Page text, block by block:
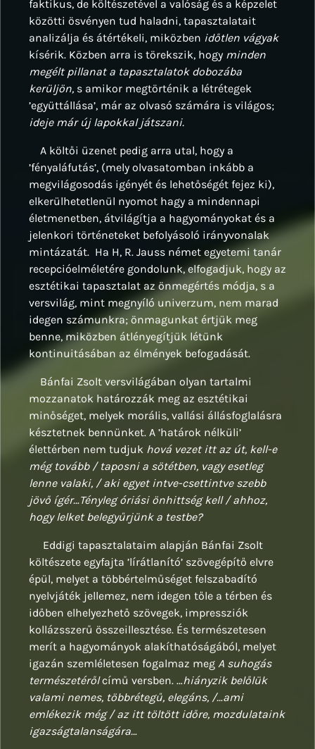
faktikus, de költészetével a valóság és a képzelet
közötti ösvényen tud haladni, tapasztalatait
analizálja és átértékeli, miközben időtlen vágyak
kísérik. Közben arra is törekszik, hogy minden
megélt pillanat a tapasztalatok dobozába
kerüljön, s amikor megtörténik a létrétegek
’együttállása’, már az olvasó számára is világos;
ideje már új lapokkal játszani.
A költői üzenet pedig arra utal, hogy a
’fényaláfutás’, (mely olvasatomban inkább a
megvilágosodás igényét és lehetőségét fejez ki),
elkerülhetetlenül nyomot hagy a mindennapi
életmenetben, átvilágítja a hagyományokat és a
jelenkori történeteket befolyásoló irányvonalak
mintázatát. Ha H, R. Jauss német egyetemi tanár
recepcióelméletére gondolunk, elfogadjuk, hogy az
esztétikai tapasztalat az önmegértés módja, s a
versvilág, mint megnyíló univerzum, nem marad
idegen számunkra; önmagunkat értjük meg
benne, miközben átlényegítjük létünk
kontinuitásában az élmények befogadását.
Bánfai Zsolt versvilágában olyan tartalmi
mozzanatok határozzák meg az esztétikai
minőséget, melyek morális, vallási állásfoglalásra
késztetnek bennünket. A ’határok nélküli’
élettérben nem tudjuk hová vezet itt az út, kell-e
még tovább / taposni a sötétben, vagy esetleg
lenne valaki, / aki egyet intve-csettintve szebb
jövő ígér…Tényleg óriási önhittség kell / ahhoz,
hogy lelket belegyűrjünk a testbe?
Eddigi tapasztalataim alapján Bánfai Zsolt
költészete egyfajta ’lírátlanító’ szövegépítő elvre
épül, melyet a többértelműséget felszabadító
nyelvjáték jellemez, nem idegen tőle a térben és
időben elhelyezhető szövegek, impressziók
kollázsszerű összeillesztése. És természetesen
merít a hagyományok alakíthatóságából, melyet
igazán szemléletesen fogalmaz meg A suhogás
természetérőlcímű versben. …hiányzik belőlük
valami nemes, többrétegű, elegáns, /…ami
emlékezik még / az itt töltött időre, mozdulataink
igazságtalanságára…